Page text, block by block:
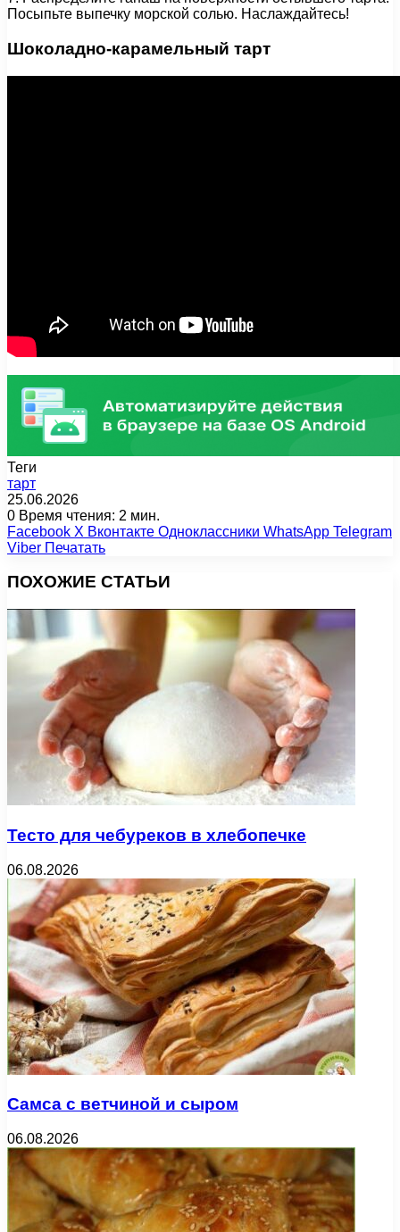
Посыпьте выпечку морской солью. Наслаждайтесь!
Шоколадно-карамельный тарт
Теги
тарт
25.06.2026
0 Время чтения: 2 мин.
Facebook X Вконтакте Одноклассники WhatsApp Telegram
Viber Печатать
ПОХОЖИЕ СТАТЬИ
Тесто для чебуреков в хлебопечке
06.08.2026
Самса с ветчиной и сыром
06.08.2026